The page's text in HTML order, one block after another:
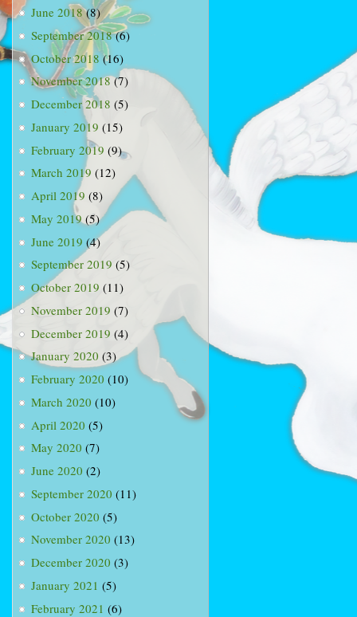
June 2018(8)
September 2018(6)
October 2018(16)
November 2018(7)
December 2018 (5)
January 2019 (15)
February 2019 (9)
March 2019 (12)
April 2019 (8)
May 2019(5)
June 2019 (4)
September 2019 (5)
October 2019 (11)
November 2019 (7)
December 2019 (4)
January 2020 (3)
February 2020 (10)
March 2020 (10)
April 2020 (5)
May 2020 (7)
June 2020 (2)
September 2020 (11)
October 2020 (5)
November 2020 (13)
December 2020 (3)
January 2021 (5)
February 2021 (6)